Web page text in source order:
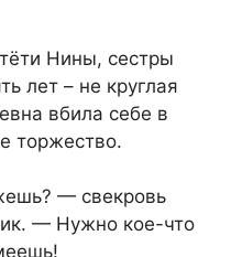
Нины, сестры
лет – не круглая
вбила себе в
торжество.
— свекровь
— Нужно кое-что